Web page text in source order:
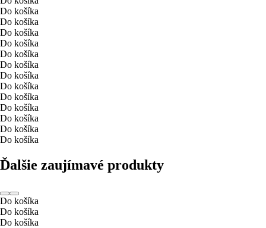
Do košíka
Do košíka
Do košíka
Do košíka
Do košíka
Do košíka
Do košíka
Do košíka
Do košíka
Do košíka
Do košíka
Do košíka
Do košíka
Ďalšie zaujímavé produkty
Do košíka
Do košíka
Do košíka